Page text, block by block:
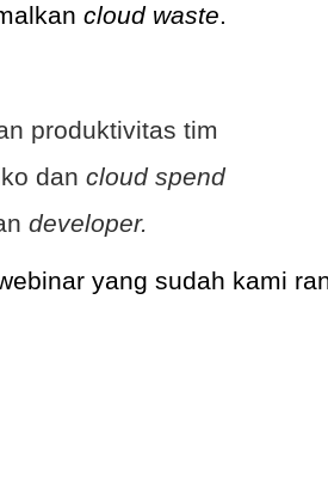
cloud waste.
produktivitas tim
dan cloud spend
developer.
yang sudah kami